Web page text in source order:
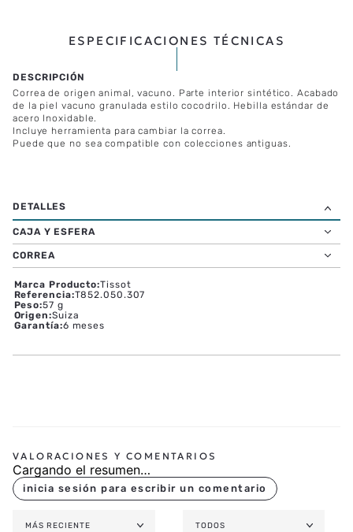
ESPECIFICACIONES TÉCNICAS
Correa de origen animal, vacuno. Parte interior sintético. Acabado
de la piel vacuno granulada estilo cocodrilo. Hebilla estándar de
acero Inoxidable.
Incluye herramienta para cambiar la correa.
Puede que no sea compatible con colecciones antiguas.
CAJA Y ESFERA
CORREA
Marca Producto:Tissot
Referencia:T852.050.307
Peso:57 g
Origen:Suiza
Garantía:6 meses
Cargando el resumen…
MÁS RECIENTE TODOS